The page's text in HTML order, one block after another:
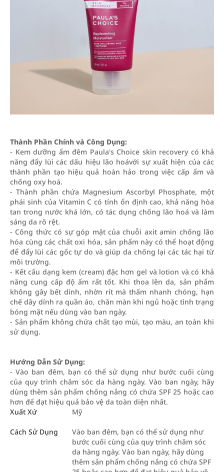
Thành Phần Chính và Công Dụng:
- Kem dưỡng ẩm đêm Paula's Choice skin recovery có khả
năng đẩy lùi các dấu hiệu lão hoávới sự xuất hiện của các
thành phần tạo hiệu quả hoàn hảo trong việc cấp ẩm và
chống oxy hoá.
- Thành phần chứa Magnesium Ascorbyl Phosphate, một
phái sinh của Vitamin C có tính ổn định cao, khả năng hòa
tan trong nước khá lớn, có tác dụng chống lão hoá và làm
sáng da rõ rệt.
- Công thức có sự góp mặt của chuỗi axit amin chống lão
hóa cùng các chất oxi hóa, sản phẩm này có thể hoạt động
để đẩy lùi các gốc tự do và giúp da chống lại các tác hại từ
môi trường.
- Kết cấu dạng kem (cream) đặc hơn gel và lotion và có khả
năng cung cấp độ ẩm rất tốt. Khi thoa lên da, sản phẩm
không gây bết dính, nhờn rít mà thấm nhanh chóng, hạn
chế dây dính ra quần áo, chăn màn khi ngủ hoặc tình trạng
bóng mặt nếu dùng vào ban ngày.
- Sản phẩm không chứa chất tạo mùi, tạo màu, an toàn khi
sử dụng.
Hướng Dẫn Sử Dụng:
- Vào ban đêm, bạn có thể sử dụng như bước cuối cùng
của quy trình chăm sóc da hàng ngày. Vào ban ngày, hãy
dùng thêm sản phẩm chống nắng có chứa SPF 25 hoặc cao
hơn để đạt hiệu quả bảo vệ da toàn diện nhất.
Xuất Xứ
Mỹ
Cách Sử Dụng
Vào ban đêm, bạn có thể sử dụng như
bước cuối cùng của quy trình chăm sóc
da hàng ngày. Vào ban ngày, hãy dùng
thêm sản phẩm chống nắng có chứa SPF